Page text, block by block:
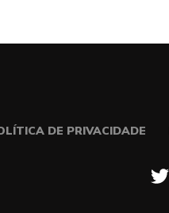
DE PRIVACIDADE